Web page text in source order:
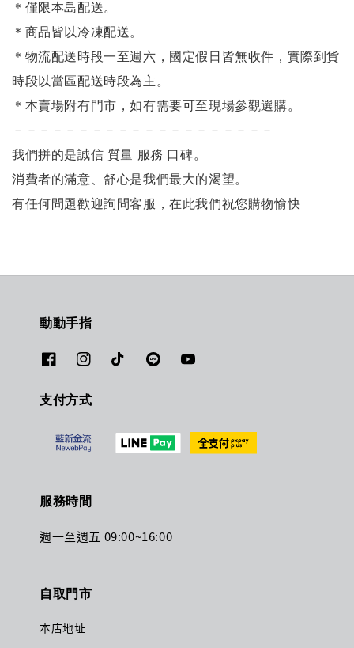
＊僅限本島配送。
＊商品皆以冷凍配送。
＊物流配送時段一至週六，國定假日皆無收件，實際到貨
時段以當區配送時段為主。
＊本賣場附有門市，如有需要可至現場參觀選購。
－－－－－－－－－－－－－－－－－－－－
我們拼的是誠信 質量 服務 口碑。
消費者的滿意、舒心是我們最大的渴望。
有任何問題歡迎詢問客服，在此我們祝您購物愉快
動動手指
支付方式
服務時間
週一至週五 09:00~16:00
自取門市
本店地址